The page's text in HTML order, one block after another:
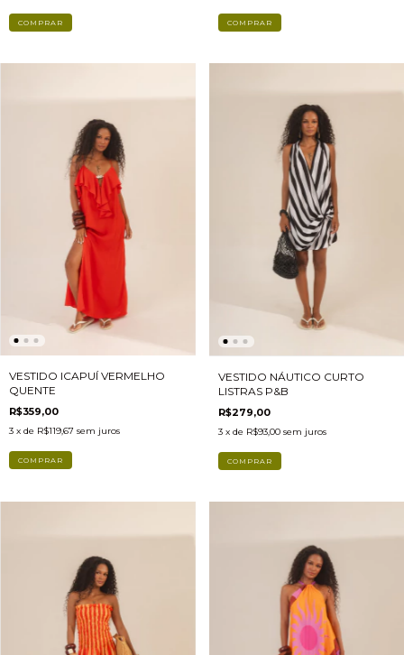
COMPRAR COMPRAR
VESTIDO ICAPUÍ VERMELHO
QUENTE
R$359,00
3 x de R$119,67 sem juros
COMPRAR
VESTIDO NÁUTICO CURTO
LISTRAS P&B
R$279,00
3 x de R$93,00 sem juros
COMPRAR